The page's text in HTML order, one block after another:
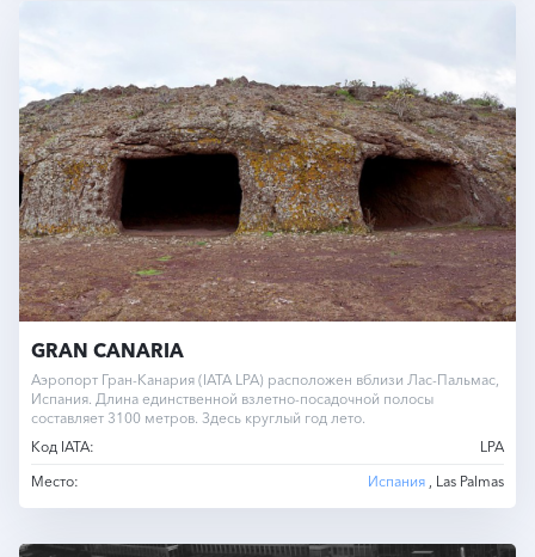
GRAN CANARIA
Аэропорт Гран-Канария (IATA LPA) расположен вблизи Лас-Пальмас,
Испания. Длина единственной взлетно-посадочной полосы
составляет 3100 метров. Здесь круглый год лето.
Код IATA:
LPA
Место:
Испания , Las Palmas